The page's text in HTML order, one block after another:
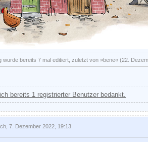
wurde bereits 7 mal editiert, zuletzt von »bene« (22.
bereits 1 registrierter Benutzer bedankt.
7. Dezember 2022, 19:13